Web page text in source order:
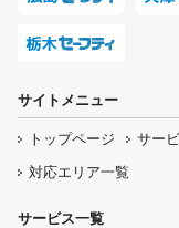
サイトメニュー
トップページ サー
対応エリア一覧
サービス一覧